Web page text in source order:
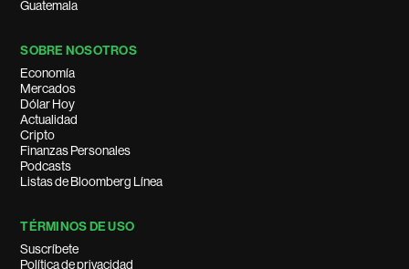
Guatemala
SOBRE NOSOTROS
Economía
Mercados
Dólar Hoy
Actualidad
Cripto
Finanzas Personales
Podcasts
Listas de Bloomberg Línea
TÉRMINOS DE USO
Suscríbete
Política de privacidad